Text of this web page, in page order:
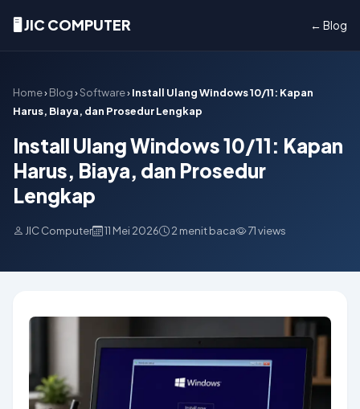
🖥️ JIC COMPUTER ← Blog
Home›Blog›Software›Install Ulang Windows 10/11: Kapan
Harus, Biaya, dan Prosedur Lengkap
Install Ulang Windows 10/11: Kapan
Harus, Biaya, dan Prosedur
Lengkap
JIC Computer 11 Mei 2026 2 menit baca 71 views